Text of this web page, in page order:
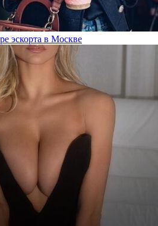
эскорта в Москве